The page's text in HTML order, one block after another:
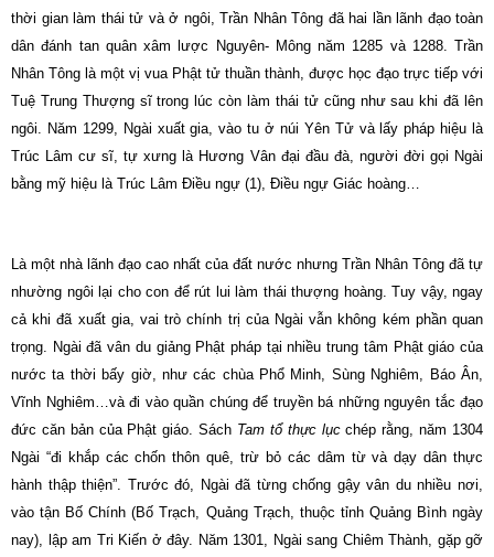
thời gian làm thái tử và ở ngôi, Trần Nhân Tông đã hai lần lãnh đạo toàn
dân đánh tan quân xâm lược Nguyên- Mông năm 1285 và 1288. Trần
Nhân Tông là một vị vua Phật tử thuần thành, được học đạo trực tiếp với
Tuệ Trung Thượng sĩ trong lúc còn làm thái tử cũng như sau khi đã lên
ngôi. Năm 1299, Ngài xuất gia, vào tu ở núi Yên Tử và lấy pháp hiệu là
Trúc Lâm cư sĩ, tự xưng là Hương Vân đại đầu đà, người đời gọi Ngài
bằng mỹ hiệu là Trúc Lâm Ðiều ngự (1), Ðiều ngự Giác hoàng…
Là một nhà lãnh đạo cao nhất của đất nước nhưng Trần Nhân Tông đã tự
nhường ngôi lại cho con để rút lui làm thái thượng hoàng. Tuy vậy, ngay
cả khi đã xuất gia, vai trò chính trị của Ngài vẫn không kém phần quan
trọng. Ngài đã vân du giảng Phật pháp tại nhiều trung tâm Phật giáo của
nước ta thời bấy giờ, như các chùa Phổ Minh, Sùng Nghiêm, Báo Ân,
Vĩnh Nghiêm…và đi vào quần chúng để truyền bá những nguyên tắc đạo
đức căn bản của Phật giáo. Sách Tam tổ thực lụcchép rằng, năm 1304
Ngài “đi khắp các chốn thôn quê, trừ bỏ các dâm từ và dạy dân thực
hành thập thiện”. Trước đó, Ngài đã từng chống gậy vân du nhiều nơi,
vào tận Bố Chính (Bố Trạch, Quảng Trạch, thuộc tỉnh Quảng Bình ngày
nay), lập am Tri Kiến ở đây. Năm 1301, Ngài sang Chiêm Thành, gặp gỡ